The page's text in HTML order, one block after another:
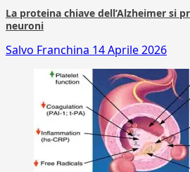
La proteina chiave dell’Alzheimer si
neuroni
Salvo Franchina 14 Aprile 2026